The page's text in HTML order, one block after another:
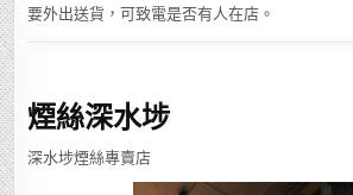
要外出送貨，可致電是否有人在店。
煙絲深水埗
深水埗煙絲專賣店